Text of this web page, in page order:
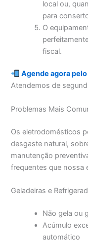
local ou,
para
O
fiscal.
Agende agora
Atendemos de
Problemas Mais
Os eletrodomésticos
desgaste natural,
manutenção
frequentes que nossa
Geladeiras e
Não gela ou
Acúmulo
automático